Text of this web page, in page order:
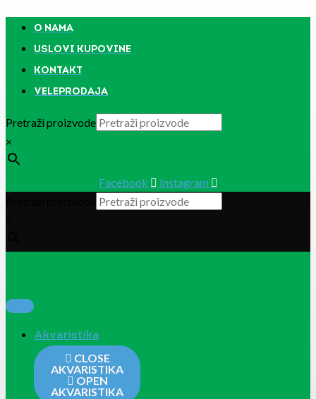
sadržaj
O NAMA
USLOVI KUPOVINE
KONTAKT
VELEPRODAJA
Pretraži proizvode
×
Facebook
Instagram
Akvaristika
CLOSE
AKVARISTIKA
OPEN
AKVARISTIKA